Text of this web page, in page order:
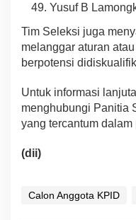
Yusuf B
Tim Seleksi juga
melanggar aturan
berpotensi
Untuk informasi
menghubungi Panitia
yang tercantum
(dii)
Calon Anggota KPID